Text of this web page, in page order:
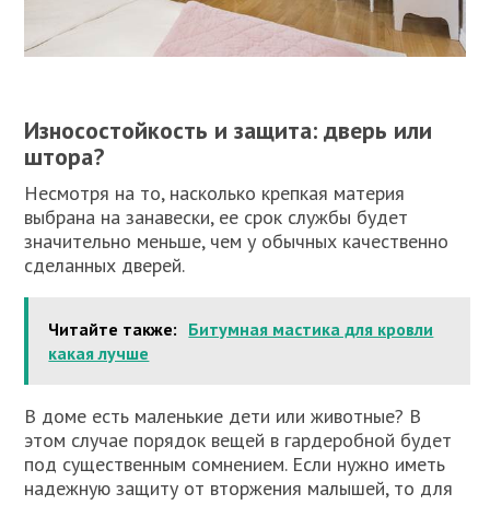
Износостойкость и защита: дверь или
штора?
Несмотря на то, насколько крепкая материя
выбрана на занавески, ее срок службы будет
значительно меньше, чем у обычных качественно
сделанных дверей.
Читайте также: Битумная мастика для кровли
какая лучше
В доме есть маленькие дети или животные? В
этом случае порядок вещей в гардеробной будет
под существенным сомнением. Если нужно иметь
надежную защиту от вторжения малышей, то для